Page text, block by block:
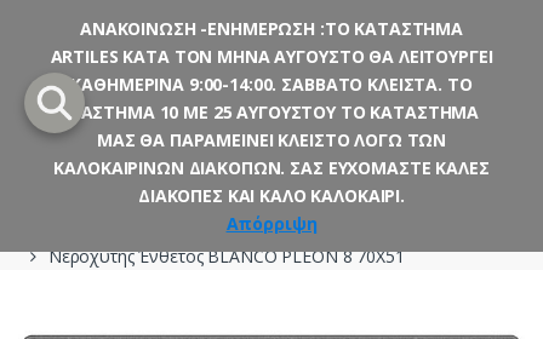
navigation
content
Κουζίνα Νεροχύτες Ένθετοι
Νεροχύτης Ένθετος BLANCO PLEON 8 70X51
ΑΝΑΚΟΙΝΩΣΗ -ΕΝΗΜΕΡΩΣΗ :ΤΟ ΚΑΤΑΣΤΗΜΑ
ARTILES ΚΑΤΑ ΤΟΝ ΜΗΝΑ ΑΥΓΟΥΣΤΟ ΘΑ ΛΕΙΤΟΥΡΓΕΙ
ΚΑΘΗΜΕΡΙΝΑ 9:00-14:00. ΣΑΒΒΑΤΟ ΚΛΕΙΣΤΑ. ΤΟ
ΔΙΑΣΤΗΜΑ 10 ΜΕ 25 ΑΥΓΟΥΣΤΟΥ ΤΟ ΚΑΤΑΣΤΗΜΑ
ΜΑΣ ΘΑ ΠΑΡΑΜΕΙΝΕΙ ΚΛΕΙΣΤΟ ΛΟΓΩ ΤΩΝ
ΚΑΛΟΚΑΙΡΙΝΩΝ ΔΙΑΚΟΠΩΝ. ΣΑΣ ΕΥΧΟΜΑΣΤΕ ΚΑΛΕΣ
ΔΙΑΚΟΠΕΣ ΚΑΙ ΚΑΛΟ ΚΑΛΟΚΑΙΡΙ.
Απόρριψη